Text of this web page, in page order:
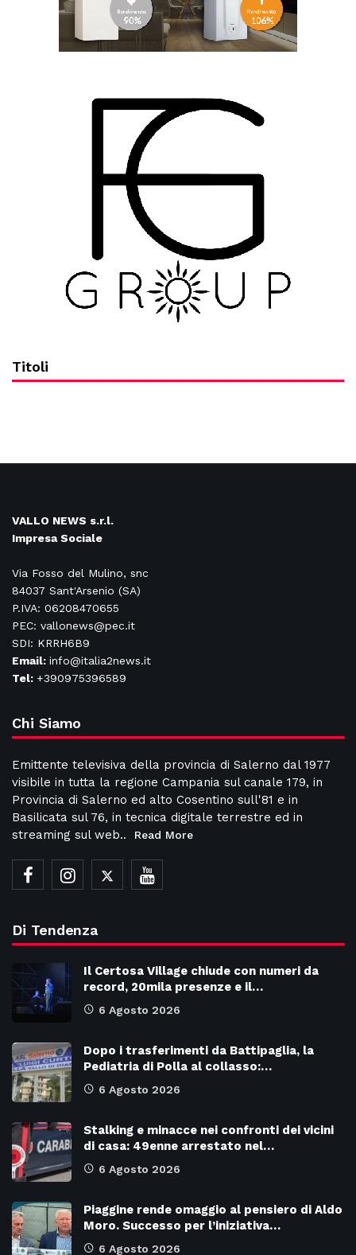
Titoli
VALLO NEWS s.r.l.
Impresa Sociale
Via Fosso del Mulino, snc
84037 Sant'Arsenio (SA)
P.IVA: 06208470655
PEC: vallonews@pec.it
SDI: KRRH6B9
Email: info@italia2news.it
Tel: +390975396589
Chi Siamo
Emittente televisiva della provincia di Salerno dal 1977
visibile in tutta la regione Campania sul canale 179, in
Provincia di Salerno ed alto Cosentino sull'81 e in
Basilicata sul 76, in tecnica digitale terrestre ed in
streaming sul web..
Read More
Di Tendenza
Il Certosa Village chiude con numeri da
record, 20mila presenze e il…
6 Agosto 2026
Dopo i trasferimenti da Battipaglia, la
Pediatria di Polla al collasso:…
6 Agosto 2026
Stalking e minacce nei confronti dei vicini
di casa: 49enne arrestato nel…
6 Agosto 2026
Piaggine rende omaggio al pensiero di Aldo
Moro. Successo per l’iniziativa…
6 Agosto 2026